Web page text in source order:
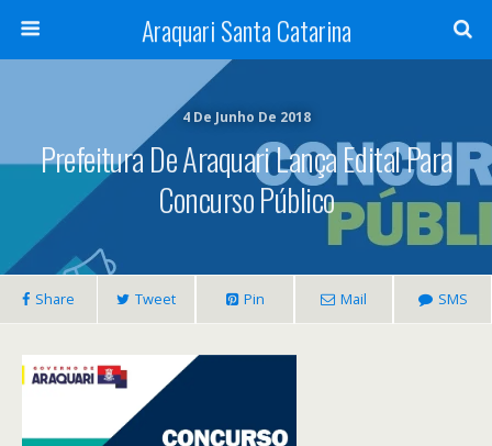
Araquari Santa Catarina
4 De Junho De 2018
Prefeitura De Araquari Lança Edital Para
Concurso Público
Share Tweet Pin Mail SMS